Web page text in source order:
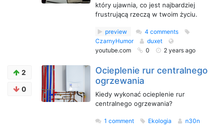
który ujawnia, co jest najbardziej
frustrującą rzeczą w twoim życiu.
preview
4 comments
CzarnyHumor
duxet
youtube.com
0 2 years ago
2
0
Ocieplenie rur centralnego
ogrzewania
Kiedy wykonać ocieplenie rur
centralnego ogrzewania?
1 comment Ekologia
n30n